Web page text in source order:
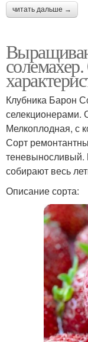
читать дальше →
Клубника Барон
селекционерами.
Мелкоплодная, с
Сорт
теневыносливый.
собирают весь
Описание сорта: